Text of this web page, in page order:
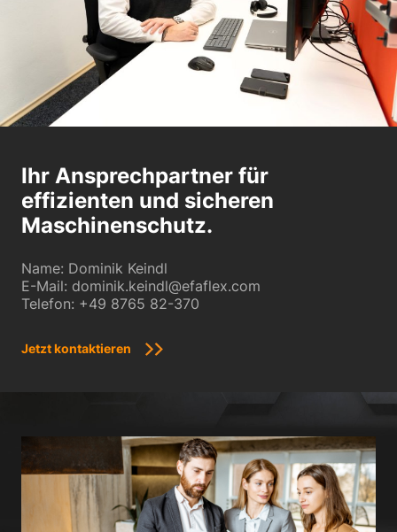
Ihr Ansprechpartner für
effizienten und sicheren
Maschinenschutz.
Name: Dominik Keindl
E-Mail: dominik.keindl@efaflex.com
Telefon: +49 8765 82-370
Jetzt kontaktieren